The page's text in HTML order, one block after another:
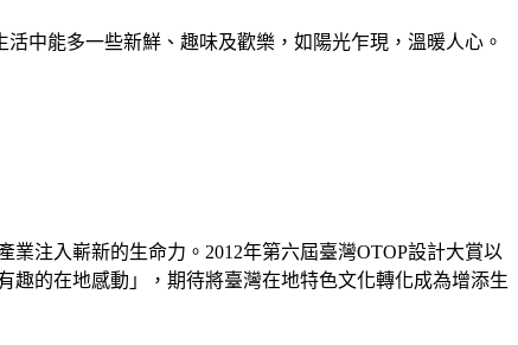
中能多一些新鮮、趣味及歡樂，如陽光乍現，溫暖人心。
業注入嶄新的生命力。2012年第六屆臺灣OTOP設計大賞以
趣的在地感動」，期待將臺灣在地特色文化轉化成為增添生